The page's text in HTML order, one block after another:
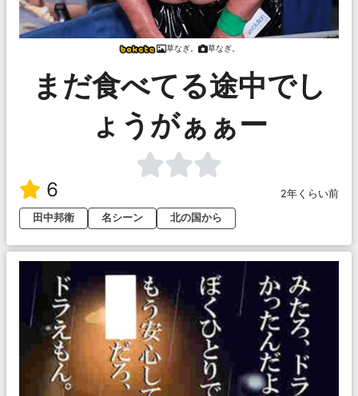
草なぎ。 草なぎ。
まだ食べてる途中でし
ょうがぁぁー
6
2年くらい前
田中邦衛
名シーン 北の国から